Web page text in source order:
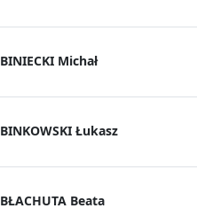
BINIECKI Michał
BINKOWSKI Łukasz
BŁACHUTA Beata